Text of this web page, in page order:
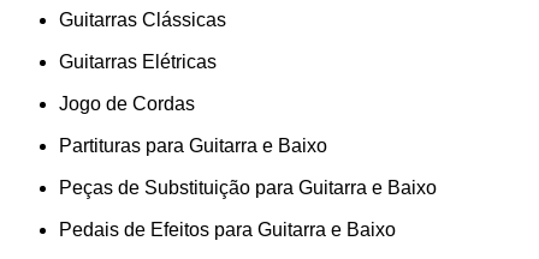
Guitarras Clássicas
Guitarras Elétricas
Jogo de Cordas
Partituras para Guitarra e Baixo
Peças de Substituição para Guitarra e Baixo
Pedais de Efeitos para Guitarra e Baixo